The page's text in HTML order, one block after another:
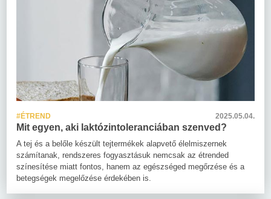
#ÉTREND 2025.05.04.
Mit egyen, aki laktózintoleranciában szenved?
A tej és a belőle készült tejtermékek alapvető élelmiszernek
számítanak, rendszeres fogyasztásuk nemcsak az étrended
színesítése miatt fontos, hanem az egészséged megőrzése és a
betegségek megelőzése érdekében is.